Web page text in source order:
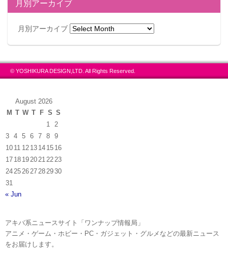
月別アーカイブ
月別アーカイブ
© YOSHIKURA DESIGN,LTD. All Rights Reserved.
August 2026
M T W T F S S
1
2
3
4 5 6 7 8
9
10 11 12 13 14 15 16
17 18 19 20 21 22 23
24 25 26 27 28 2930
31
« Jun
アキバ系ニュースサイト「ワンナップ情報局」
アニメ・ゲーム・ホビー・PC・ガジェット・グルメなどの最新ニュース
をお届けします。